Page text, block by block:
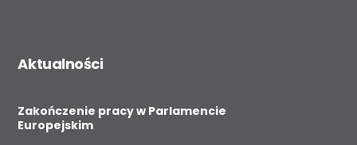
Aktualności
Zakończenie pracy w Parlamencie
Europejskim